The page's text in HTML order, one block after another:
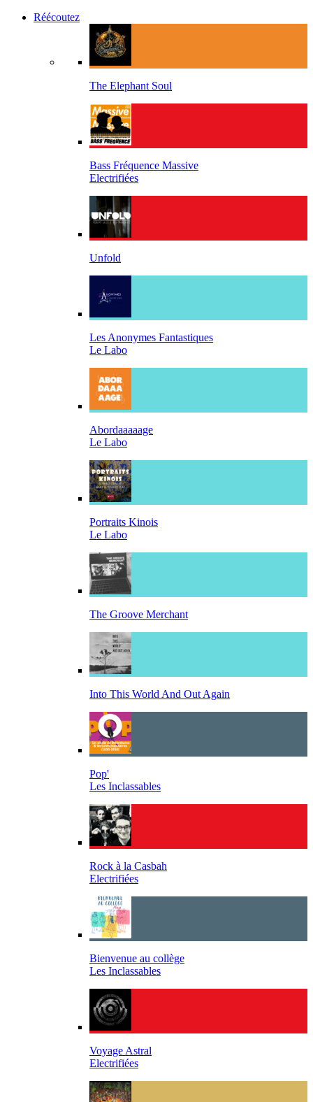
Réécoutez
The Elephant Soul
Bass Fréquence Massive
Electrifiées
Unfold
Les Anonymes Fantastiques
Le Labo
Abordaaaaage
Le Labo
Portraits Kinois
Le Labo
The Groove Merchant
Into This World And Out Again
Pop'
Les Inclassables
Rock à la Casbah
Electrifiées
Bienvenue au collège
Les Inclassables
Voyage Astral
Electrifiées